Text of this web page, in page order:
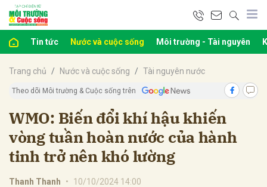
Tin tức Nước và cuộc sống Môi trường - Tài nguyên
Trang chủ Nước và cuộc sống Tài nguyên nước
Theo dõi Môi trường & Cuộc sống trên
WMO: Biến đổi khí hậu khiến
vòng tuần hoàn nước của hành
tinh trở nên khó lường
Thanh Thanh • 10/10/2024 14:00